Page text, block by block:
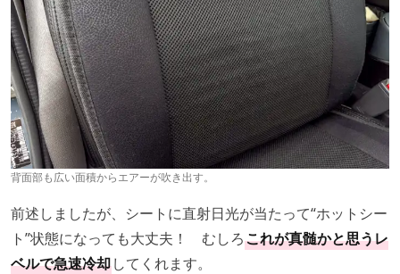
背面部も広い面積からエアーが吹き出す。
前述しましたが、シートに直射日光が当たって“ホットシー
ト”状態になっても大丈夫！ むしろこれが真髄かと思うレ
ベルで急速冷却してくれます。